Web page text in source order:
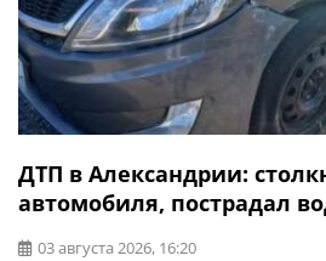
ДТП в Александрии:
автомобиля, пострадал
03 августа 2026, 16:20